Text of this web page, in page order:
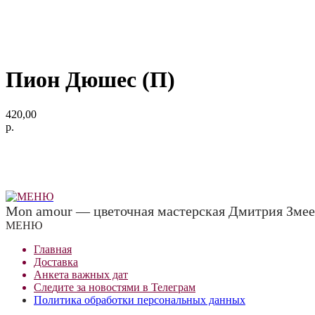
Пион Дюшес (П)
420,00
р.
Mon amour — цветочная мастерская Дмитрия
МЕНЮ
Главная
Доставка
Анкета важных дат
Следите за новостями в Телеграм
Политика обработки персональных данных